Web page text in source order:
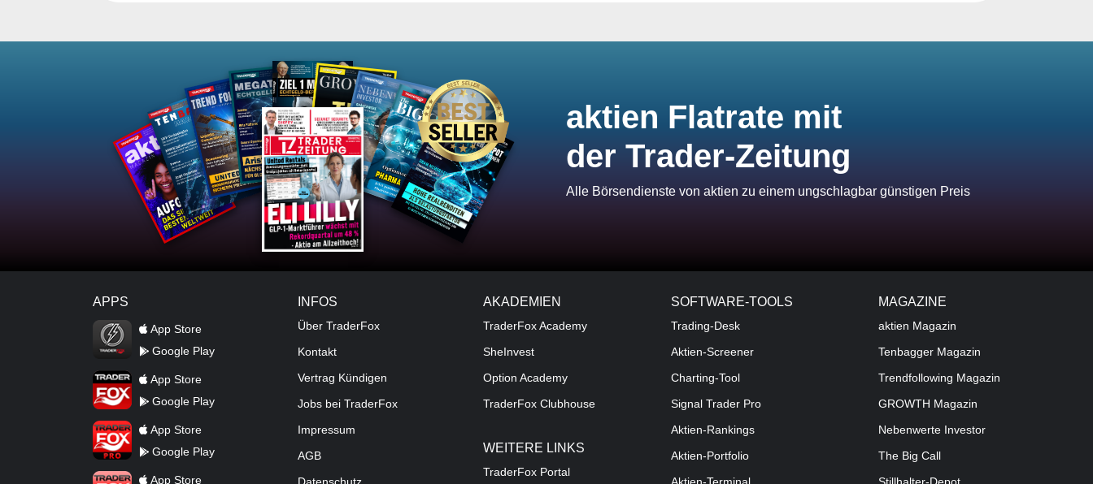
aktien Flatrate mit
der Trader-Zeitung
Alle Börsendienste von aktien zu einem ungschlagbar günstigen Preis
APPS
TraderFox Flash
App Store
Google Play
TraderFox AppApp Store
Google Play
TraderFox ProApp Store
Google Play
TraderFox dpa-AFX ProFeed
App Store
INFOS
Über TraderFox
Kontakt
Vertrag Kündigen
Jobs bei TraderFox
Impressum
AGB
AKADEMIEN
TraderFox Academy
SheInvest
Option Academy
TraderFox Clubhouse
WEITERE LINKS
TraderFox Portal
SOFTWARE-TOOLS
Trading-Desk
Aktien-Screener
Charting-Tool
Signal Trader Pro
Aktien-Rankings
Aktien-Portfolio
MAGAZINE
aktien Magazin
Tenbagger Magazin
Trendfollowing Magazin
GROWTH Magazin
Nebenwerte Investor
The Big Call